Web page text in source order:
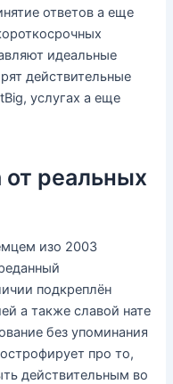
ответов а еще
идеальные
действительные
услугах а еще
реальных
изо 2003
подкреплён
а также славой нате
без упоминания
про то,
действительным во